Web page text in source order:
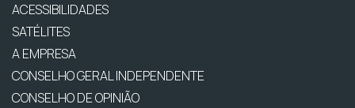
ACESSIBILIDADES
SATÉLITES
A EMPRESA
CONSELHO GERAL INDEPENDENTE
CONSELHO DE OPINIÃO